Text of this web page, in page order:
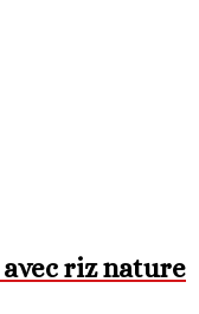
riz nature